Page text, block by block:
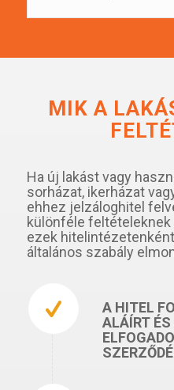
MIK A
Ha új lakást vagy
sorházat, ikerházat
ehhez jelzáloghitel
különféle feltételeknek
ezek
általános szabály
A HITEL
ALÁÍRT